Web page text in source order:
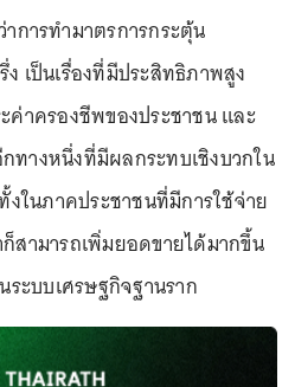
การทำมาตรการกระตุ้น
เป็นเรื่องที่มีประสิทธิภาพสูง
ค่าครองชีพของประชาชน และ
ทางหนึ่งที่มีผลกระทบเชิงบวกใน
งในภาคประชาชนที่มีการใช้จ่าย
สามารถเพิ่มยอดขายได้มากขึ้น
ระบบเศรษฐกิจฐานราก